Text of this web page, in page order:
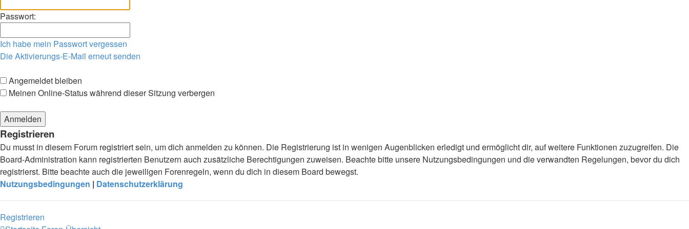
Passwort:
Ich habe mein Passwort vergessen
Die Aktivierungs-E-Mail erneut senden
Angemeldet bleiben
Meinen Online-Status während dieser Sitzung verbergen
Registrieren
Du musst in diesem Forum registriert sein, um dich anmelden zu können. Die Registrierung ist in wenigen Augenblicken erledigt und ermöglicht dir, auf weitere Funktionen zuzugreifen. Die
Board-Administration kann registrierten Benutzern auch zusätzliche Berechtigungen zuweisen. Beachte bitte unsere Nutzungsbedingungen und die verwandten Regelungen, bevor du dich
registrierst. Bitte beachte auch die jeweiligen Forenregeln, wenn du dich in diesem Board bewegst.
Nutzungsbedingungen | Datenschutzerklärung
Registrieren